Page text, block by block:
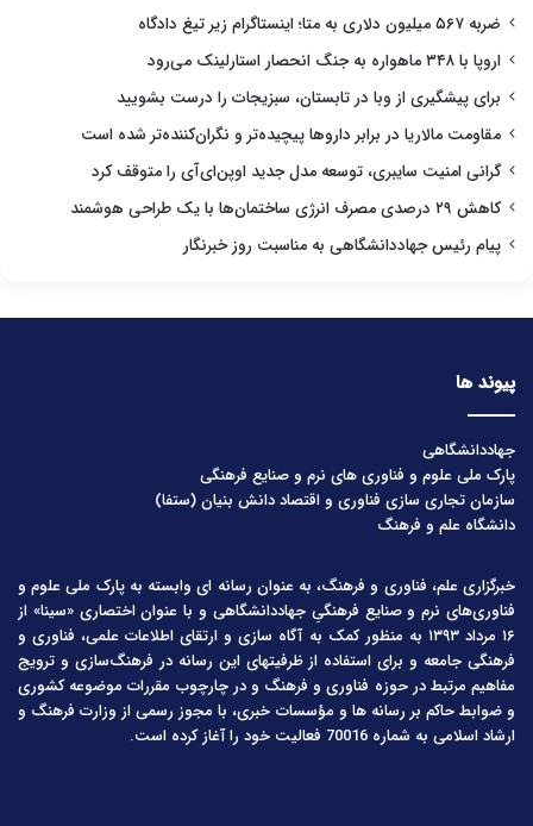
ضربه ۵۶۷ میلیون دلاری به متا؛ اینستاگرام زیر تیغ دادگاه
اروپا با ۳۴۸ ماهواره به جنگ انحصار استارلینک می‌رود
برای پیشگیری از وبا در تابستان، سبزیجات را درست بشویید
مقاومت مالاریا در برابر داروها پیچیده‌تر و نگران‌کننده‌تر شده است
گرانی امنیت سایبری، توسعه مدل جدید اوپن‌ای‌آی را متوقف کرد
کاهش ۲۹ درصدی مصرف انرژی ساختمان‌ها با یک طراحی هوشمند
پیام رئیس جهاددانشگاهی به مناسبت روز خبرنگار
پیوند ها
جهاددانشگاهی
پارک ملی علوم و فناوری های نرم و صنایع فرهنگی
سازمان تجاری سازی فناوری و اقتصاد دانش بنیان (ستفا)
دانشگاه علم و فرهنگ
خبرگزاری علم، فناوری و فرهنگ، به عنوان رسانه ای وابسته به پارک ملی علوم و
فناوری‌های نرم و صنایع فرهنگیِ جهاددانشگاهی و با عنوان اختصاری «سینا» از
۱۶ مرداد ۱۳۹۳ به منظور کمک به آگاه سازی و ارتقای اطلاعات علمی، فناوری و
فرهنگی جامعه و برای استفاده از ظرفیتهای این رسانه در فرهنگ‌سازی و ترویج
مفاهیم مرتبط در حوزه فناوری و فرهنگ و در چارچوب مقررات موضوعه کشوری
و ضوابط حاکم بر رسانه ها و مؤسسات خبری، با مجوز رسمی از وزارت فرهنگ و
ارشاد اسلامی به شماره 70016 فعالیت خود را آغاز کرده است.